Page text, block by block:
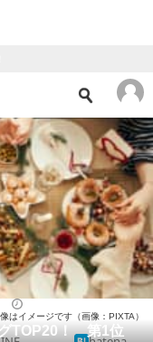
TOP20！ 第1位
はイメージです（画像：PIXTA）